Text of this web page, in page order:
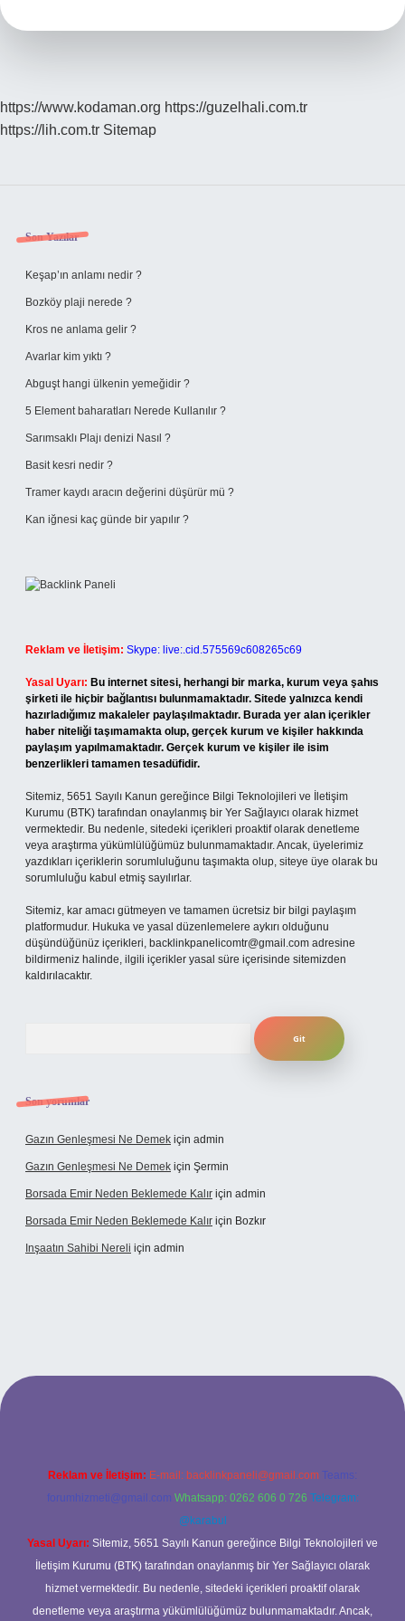
https://www.kodaman.org https://guzelhali.com.tr
https://lih.com.tr Sitemap
Sidebar
Son Yazılar
Keşap’ın anlamı nedir ?
Bozköy plaji nerede ?
Kros ne anlama gelir ?
Avarlar kim yıktı ?
Abguşt hangi ülkenin yemeğidir ?
5 Element baharatları Nerede Kullanılır ?
Sarımsaklı Plajı denizi Nasıl ?
Basit kesri nedir ?
Tramer kaydı aracın değerini düşürür mü ?
Kan iğnesi kaç günde bir yapılır ?
Reklam ve İletişim: Skype: live:.cid.575569c608265c69
Yasal Uyarı: Bu internet sitesi, herhangi bir marka, kurum veya şahıs
şirketi ile hiçbir bağlantısı bulunmamaktadır. Sitede yalnızca kendi
hazırladığımız makaleler paylaşılmaktadır. Burada yer alan içerikler
haber niteliği taşımamakta olup, gerçek kurum ve kişiler hakkında
paylaşım yapılmamaktadır. Gerçek kurum ve kişiler ile isim
benzerlikleri tamamen tesadüfidir.
Sitemiz, 5651 Sayılı Kanun gereğince Bilgi Teknolojileri ve İletişim
Kurumu (BTK) tarafından onaylanmış bir Yer Sağlayıcı olarak hizmet
vermektedir. Bu nedenle, sitedeki içerikleri proaktif olarak denetleme
veya araştırma yükümlülüğümüz bulunmamaktadır. Ancak, üyelerimiz
yazdıkları içeriklerin sorumluluğunu taşımakta olup, siteye üye olarak bu
sorumluluğu kabul etmiş sayılırlar.
Sitemiz, kar amacı gütmeyen ve tamamen ücretsiz bir bilgi paylaşım
platformudur. Hukuka ve yasal düzenlemelere aykırı olduğunu
düşündüğünüz içerikleri, backlinkpanelicomtr@gmail.com adresine
bildirmeniz halinde, ilgili içerikler yasal süre içerisinde sitemizden
kaldırılacaktır.
Son yorumlar
Gazın Genleşmesi Ne Demek için admin
Gazın Genleşmesi Ne Demek için Şermin
Borsada Emir Neden Beklemede Kalır için admin
Borsada Emir Neden Beklemede Kalır için Bozkır
Inşaatın Sahibi Nereli için admin
Reklam ve İletişim: E-mail: backlinkpaneli@gmail.com Teams:
forumhizmeti@gmail.com Whatsapp: 0262 606 0 726 Telegram:
@karabul
Yasal Uyarı: Sitemiz, 5651 Sayılı Kanun gereğince Bilgi Teknolojileri ve
İletişim Kurumu (BTK) tarafından onaylanmış bir Yer Sağlayıcı olarak
hizmet vermektedir. Bu nedenle, sitedeki içerikleri proaktif olarak
denetleme veya araştırma yükümlülüğümüz bulunmamaktadır. Ancak,